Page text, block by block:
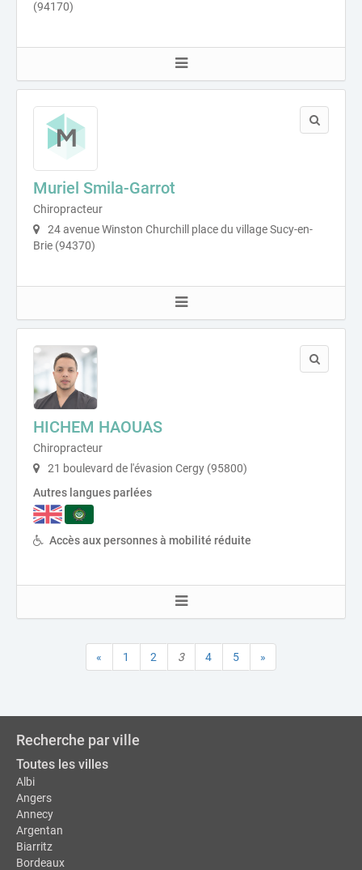
(94170)
Muriel Smila-Garrot
Chiropracteur
24 avenue Winston Churchill place du village Sucy-en-
Brie (94370)
HICHEM HAOUAS
Chiropracteur
21 boulevard de l'évasion Cergy (95800)
Autres langues parlées
Accès aux personnes à mobilité réduite
« 1 2 3 4 5 »
Recherche par ville
Toutes les villes
Albi
Angers
Annecy
Argentan
Biarritz
Bordeaux